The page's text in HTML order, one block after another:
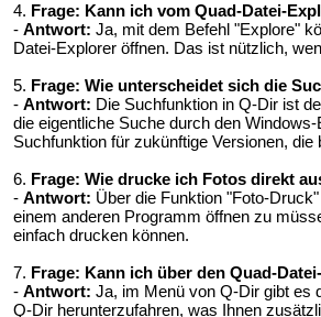
4. Frage: Kann ich vom Quad-Datei-
- Antwort: Ja, mit dem Befehl "Explore"
Datei-Explorer öffnen. Das ist nützlich,
5. Frage: Wie unterscheidet sich die
- Antwort: Die Suchfunktion in Q-Dir ist
die eigentliche Suche durch den
Suchfunktion für zukünftige Versionen,
6. Frage: Wie drucke ich Fotos direkt
- Antwort: Über die Funktion "Foto-
einem anderen Programm öffnen zu
einfach drucken können.
7. Frage: Kann ich über den Quad-
- Antwort: Ja, im Menü von Q-Dir gibt es
Q-Dir herunterzufahren, was Ihnen